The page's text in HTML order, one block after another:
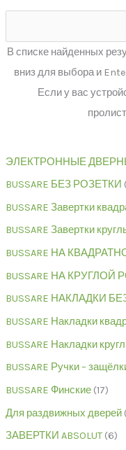
В списке найденных
вниз для выбора и
Если у вас
ЭЛЕКТРОННЫЕ
BUSSARE БЕЗ РОЗЕТКИ
BUSSARE Завертки
BUSSARE Завертки
BUSSARE НА
BUSSARE НА КРУГЛОЙ
BUSSARE НАКЛАДКИ
BUSSARE Накладки
BUSSARE Накладки
BUSSARE Ручки –
BUSSARE Финские 17
Для раздвижных дверей
ЗАВЕРТКИ ABSOLUT 6